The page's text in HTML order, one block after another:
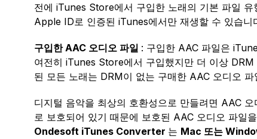
전에 iTunes Store에서 구입한 노래의 기본 파일
Apple ID로 인증된 iTunes에서만 재생할 수 있습
구입한 AAC 오디오 파일 : 구입한 AAC 파일은
여전히 ​​iTunes Store에서 구입했지만 더 이상
된 모든 노래는 DRM이 없는 구매한 AAC 오디오 파
디지털 음악을 최상의 호환성으로 만들려면 AAC
로 보호되어 있기 때문에 보호된 AAC 오디오 파일
Ondesoft iTunes Converter 는 Mac 또는